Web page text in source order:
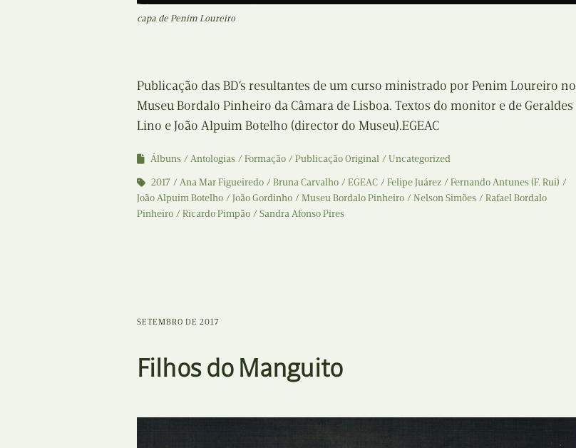
capa de Penim Loureiro
Publicação das BD’s resultantes de um curso ministrado por Penim Loureiro no
Museu Bordalo Pinheiro da Câmara de Lisboa. Textos do monitor e de Geraldes
Lino e João Alpuim Botelho (director do Museu).EGEAC
Álbuns Antologias Formação Publicação Original
Uncategorized
2017
Ana Mar Figueiredo Bruna Carvalho EGEAC Felipe Juárez
Fernando Antunes (F. Rui)
João Alpuim Botelho
João Gordinho Museu Bordalo Pinheiro Nelson Simões
Rafael Bordalo
Pinheiro
Ricardo Pimpão Sandra Afonso Pires
SETEMBRO DE 2017
Filhos do Manguito